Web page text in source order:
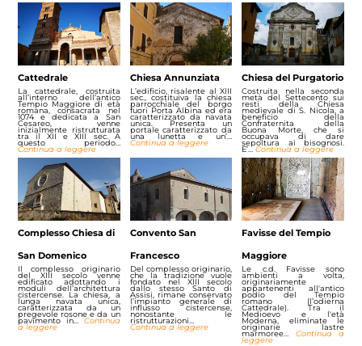
Cattedrale
La cattedrale, costruita
all’interno dell’antico
Tempio Maggiore di età
romana, consacrata nel
1074 e dedicata a San
Cesareo, venne
inizialmente ristrutturata
tra il XII e XIII sec. A
questo periodo…
Continua a leggere
Chiesa Annunziata
L’edificio, risalente al XIII
sec., costituiva la chiesa
parrocchiale del borgo
fuori Porta Albina ed era
caratterizzato da navata
unica. Presenta un
portale caratterizzato da
una lunetta e un’…
Continua a leggere
Chiesa del Purgatorio
Costruita nella seconda
metà del Settecento sui
resti della Chiesa
medievale di S. Nicola, a
beneficio della
Confraternita della
Buona Morte, che si
occupava di dare
sepoltura ai bisognosi.
E’…Continua a leggere
Complesso Chiesa di
San Domenico
Il complesso originario
del XIII secolo venne
edificato adottando i
moduli dell’architettura
cistercense. La chiesa, a
lunga navata unica,
caratterizzata da un
pregevole rosone e da un
pavimento in… Continua
a leggere
Convento San
Francesco
Del complesso originario,
che la tradizione vuole
fondato nel XIII secolo
dallo stesso Santo di
Assisi, rimane conservato
l’impianto generale di
influsso cistercense,
nonostante le
ristrutturazioni…
Continua a leggere
Favisse del Tempio
Maggiore
Le c.d. Favisse sono
ambienti a volta,
originariamente
appartenenti all'antico
podio del Tempio
romano (l’odierna
Cattedrale). Tra il
Medioevo e l'età
Moderna, eliminate le
originarie lastre
marmoree… Continua a
leggere